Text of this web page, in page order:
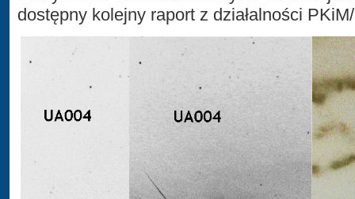
dostępny kolejny raport z działalności